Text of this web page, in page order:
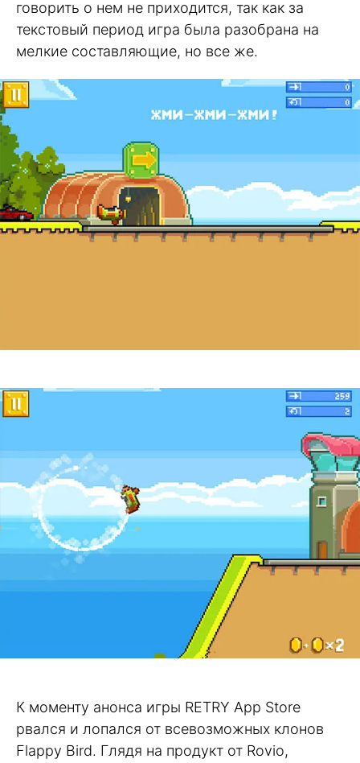
говорить о нем не приходится, так как за
текстовый период игра была разобрана на
мелкие составляющие, но все же.
К моменту анонса игры RETRY App Store
рвался и лопался от всевозможных клонов
Flappy Bird. Глядя на продукт от Rovio,